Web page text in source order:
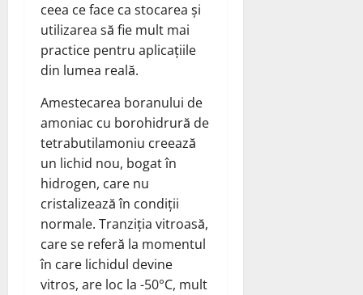
ceea ce face ca stocarea și
utilizarea să fie mult mai
practice pentru aplicațiile
din lumea reală.
Amestecarea boranului de
amoniac cu borohidrură de
tetrabutilamoniu creează
un lichid nou, bogat în
hidrogen, care nu
cristalizează în condiții
normale. Tranziția vitroasă,
care se referă la momentul
în care lichidul devine
vitros, are loc la -50°C, mult